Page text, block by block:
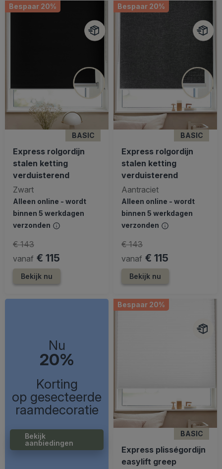
Bespaar 20%
BASIC
Express rolgordijn
stalen ketting
verduisterend
Zwart
Alleen online - wordt
binnen 5 werkdagen
verzonden
vanaf € 115
€ 143
Bekijk nu
Bespaar 20%
BASIC
Express rolgordijn
stalen ketting
verduisterend
Aantraciet
Alleen online - wordt
binnen 5 werkdagen
verzonden
vanaf € 115
€ 143
Bekijk nu
Nu
20%
Korting
op gesecteerde
raamdecoratie
Bekijk
aanbiedingen
Bespaar 20%
BASIC
Express plisségordijn
easylift greep